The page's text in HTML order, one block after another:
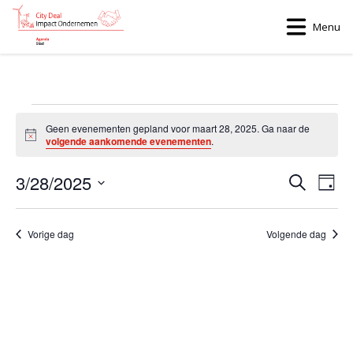
Menu
Evenementen
maart
28,
Bericht
Geen evenementen gepland voor maart 28, 2025. Ga naar de
volgende aankomende evenementen.
Zoeken
en
Zoeken
Dag
3/28/2025
datum.
Vorige dag Volgende dag